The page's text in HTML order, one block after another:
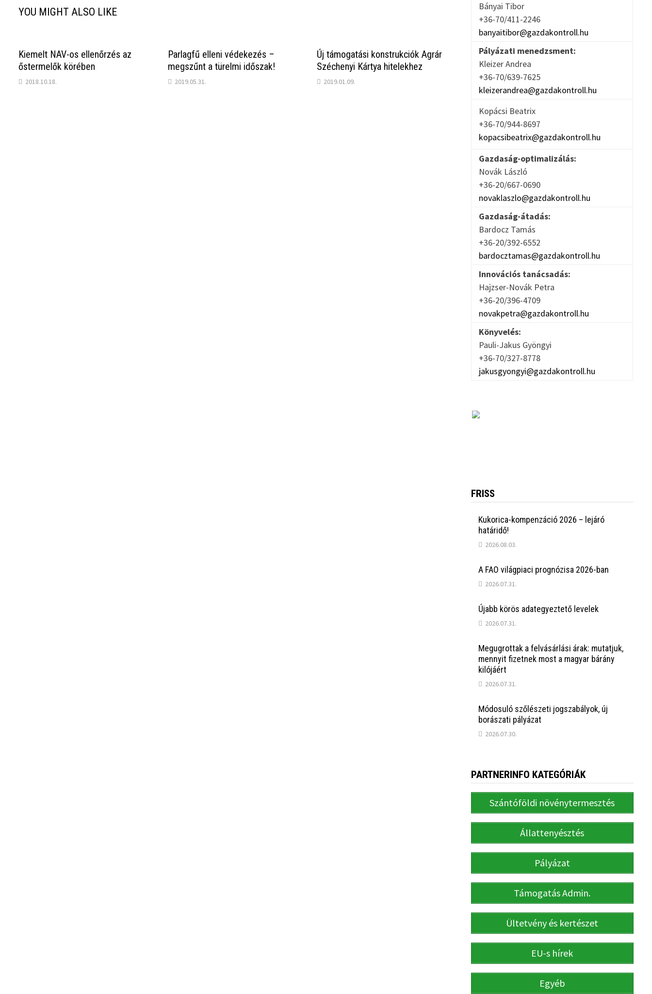
YOU MIGHT ALSO LIKE
Kiemelt NAV-os ellenőrzés az
őstermelők körében
2018.10.18.
Parlagfű elleni védekezés –
megszűnt a türelmi időszak!
2019.05.31.
Új támogatási konstrukciók Agrár
Széchenyi Kártya hitelekhez
2019.01.09.
Bányai Tibor
+36-70/411-2246
banyaitibor@gazdakontroll.hu
Pályázati menedzsment:
Kleizer Andrea
+36-70/639-7625
kleizerandrea@gazdakontroll.hu
Kopácsi Beatrix
+36-70/944-8697
kopacsibeatrix@gazdakontroll.hu
Gazdaság-optimalizálás:
Novák László
+36-20/667-0690
novaklaszlo@gazdakontroll.hu
Gazdaság-átadás:
Bardocz Tamás
+36-20/392-6552
bardocztamas@gazdakontroll.hu
Innovációs tanácsadás:
Hajzser-Novák Petra
+36-20/396-4709
novakpetra@gazdakontroll.hu
Könyvelés:
Pauli-Jakus Gyöngyi
+36-70/327-8778
jakusgyongyi@gazdakontroll.hu
FRISS
Kukorica-kompenzáció 2026 – lejáró
határidő!
2026.08.03.
A FAO világpiaci prognózisa 2026-ban
2026.07.31.
Újabb körös adategyeztető levelek
2026.07.31.
Megugrottak a felvásárlási árak: mutatjuk,
mennyit fizetnek most a magyar bárány
kilójáért
2026.07.31.
Módosuló szőlészeti jogszabályok, új
borászati pályázat
2026.07.30.
PARTNERINFO KATEGÓRIÁK
Szántóföldi növénytermesztés
Állattenyésztés
Pályázat
Támogatás Admin.
Ültetvény és kertészet
EU-s hírek
Egyéb